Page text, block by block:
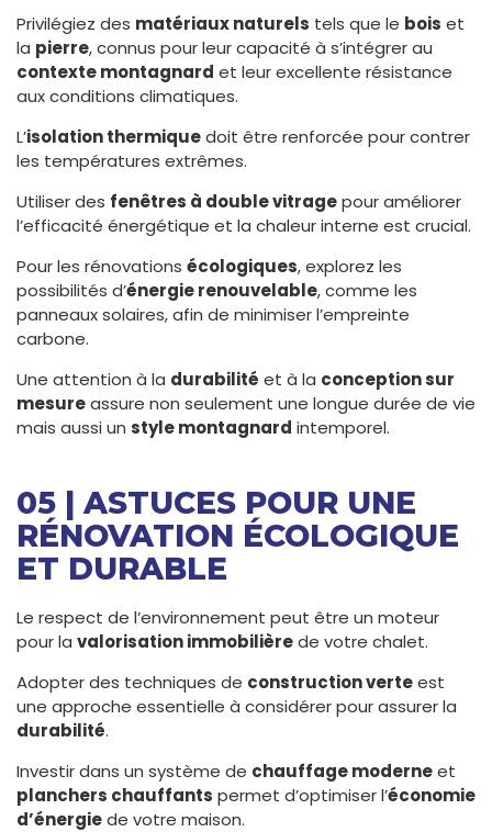
Privilégiez des matériaux naturels tels que le bois et
la pierre, connus pour leur capacité à s’intégrer au
contexte montagnard et leur excellente résistance
aux conditions climatiques.
L’isolation thermiquedoit être renforcée pour contrer
les températures extrêmes.
Utiliser des fenêtres à double vitragepour améliorer
l’efficacité énergétique et la chaleur interne est crucial.
Pour les rénovations écologiques, explorez les
possibilités d’énergie renouvelable, comme les
panneaux solaires, afin de minimiser l’empreinte
carbone.
Une attention à la durabilité et à la conception sur
mesureassure non seulement une longue durée de vie
mais aussi un style montagnard intemporel.
05 | ASTUCES POUR UNE
RÉNOVATION ÉCOLOGIQUE
ET DURABLE
Le respect de l’environnement peut être un moteur
pour la valorisation immobilièrede votre chalet.
Adopter des techniques de construction verteest
une approche essentielle à considérer pour assurer la
durabilité.
Investir dans un système de chauffage moderneet
planchers chauffants permet d’optimiser l’économie
d’énergiede votre maison.